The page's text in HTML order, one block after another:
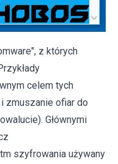
z których
celem tych
zmuszanie ofiar do
Głównymi
szyfrowania używany